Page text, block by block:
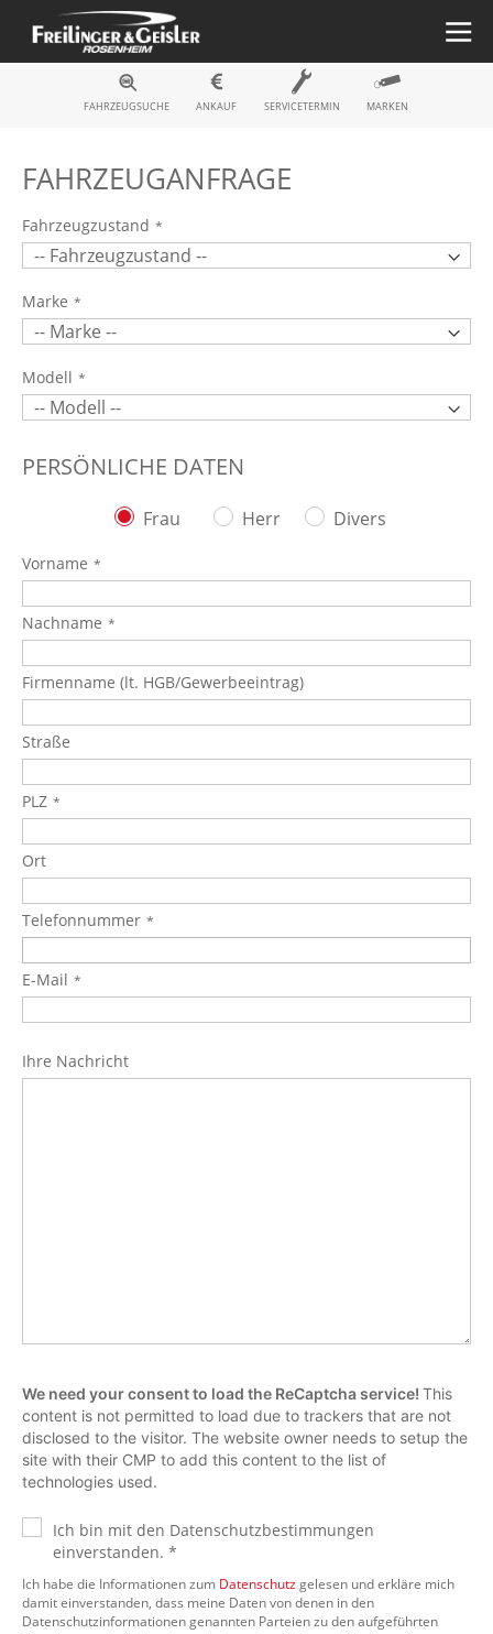
Fahrzeugsuche
FAHRZEUGSUCHE ANKAUF SERVICETERMIN MARKEN
FAHRZEUGANFRAGE
Fahrzeugzustand
Marke
Modell
PERSÖNLICHE DATEN
Frau Herr Divers
Vorname
Nachname
Firmenname (lt. HGB/Gewerbeeintrag)
Straße
PLZ
Ort
Telefonnummer
E-Mail
Ihre Nachricht
We need your consent to load the ReCaptcha service! This
content is not permitted to load due to trackers that are not
disclosed to the visitor. The website owner needs to setup the
site with their CMP to add this content to the list of
technologies used.
Ich bin mit den Datenschutzbestimmungen
einverstanden. *
Ich habe die Informationen zum Datenschutzgelesen und erkläre mich
damit einverstanden, dass meine Daten von denen in den
Datenschutzinformationen genannten Parteien zu den aufgeführten